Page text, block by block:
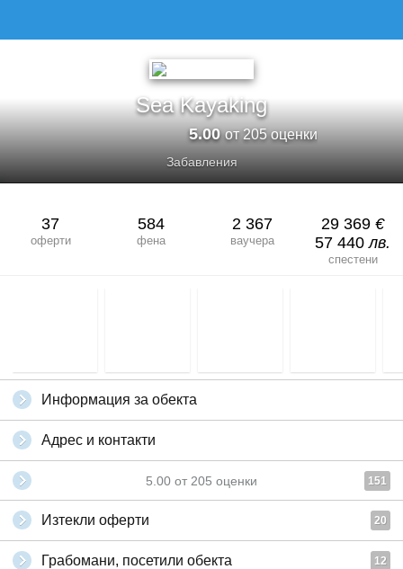
Sea Kayaking
5.00от 205 оценки
Забавления
37
оферти
584
фена
2 367
ваучера
29 369 €
57 440лв.
спестени
Информация за обекта
Адрес и контакти
5.00 от 205 оценки 151
Изтекли оферти 20
Грабомани, посетили обекта 12